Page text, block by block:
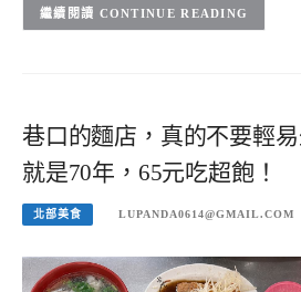
CONTINUE READING
巷口的麵店，真的不要輕
就是70年，65元吃超飽！
北部美食 LUPANDA0614@GMAIL.COM